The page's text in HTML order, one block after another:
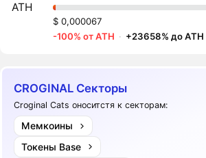
ATH
$ 0,000067
-100% от ATH · +23658% до ATH
CROGINAL Секторы
Croginal Cats оноситстя к секторам:
Мемкоины
Токены Base